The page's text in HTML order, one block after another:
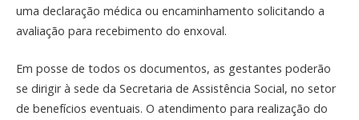
uma declaração médica ou encaminhamento solicitando a
avaliação para recebimento do enxoval.
Em posse de todos os documentos, as gestantes poderão
se dirigir à sede da Secretaria de Assistência Social, no setor
de benefícios eventuais. O atendimento para realização do